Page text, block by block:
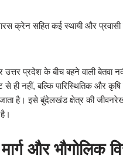
क्रेन सहित कई स्थायी और प्रवासी
प्रदेश के बीच बहने वाली बेतवा नदी
से ही नहीं, बल्कि पारिस्थितिक और
जाता है। इसे बुंदेलखंड क्षेत्र की
मार्ग और भौगोलिक